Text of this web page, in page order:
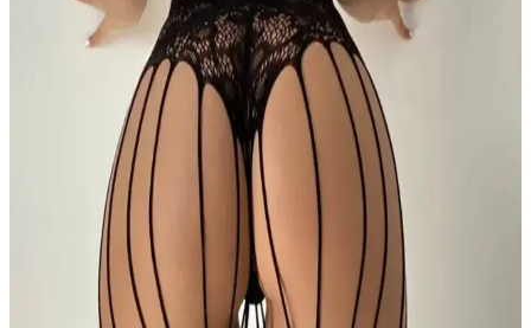
Siyah Özel Bölgesi Açık Geniş Fileli Kadın Vücut
Çorabı Modern Tasarım ve Konfor
Şık ve konforlu siyah kadın vücut çorabı, geniş fileli tasarımıyla
estetik ve rahatlığı bir arada sağlar. Uzun ömürlü materyali ve uygun
fiyatıyla tercih edilen ideal bir iç giyim ürünüdür.
BEST HARNESS ve dedo Siyah Fantezi Vücut
Çorabı Karşılaştırması: Hangi Ürün Sizin İçin Daha
İki popüler fantezi vücut çorabı olan BEST HARNESS ve dedo
Siyah ürünlerinin özellikleri, kullanıcı yorumları ve
karşılaştırmasıyla, ihtiyaçlarınıza en uygun seçeneği bulmanızı